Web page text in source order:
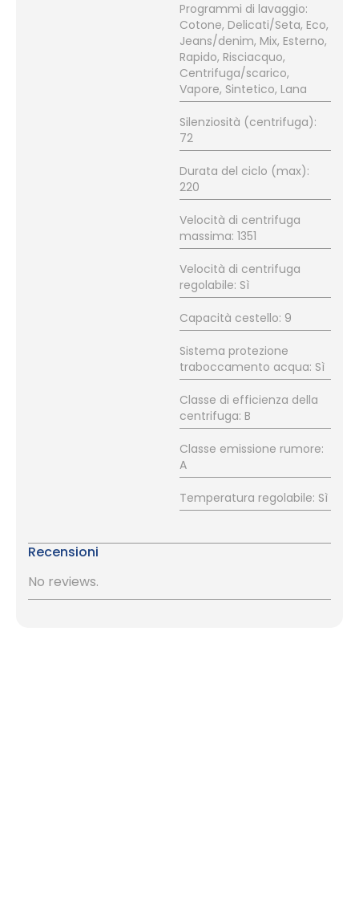
Programmi di lavaggio:
Cotone, Delicati/Seta, Eco,
Jeans/denim, Mix, Esterno,
Rapido, Risciacquo,
Centrifuga/scarico,
Vapore, Sintetico, Lana
Silenziosità (centrifuga):
72
Durata del ciclo (max):
220
Velocità di centrifuga
massima: 1351
Velocità di centrifuga
regolabile: Sì
Capacità cestello: 9
Sistema protezione
traboccamento acqua: Sì
Classe di efficienza della
centrifuga: B
Classe emissione rumore:
A
Temperatura regolabile: Sì
Recensioni
No reviews.